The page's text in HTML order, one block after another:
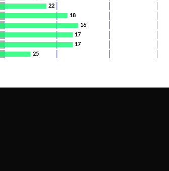
22
18
16
17
17
25